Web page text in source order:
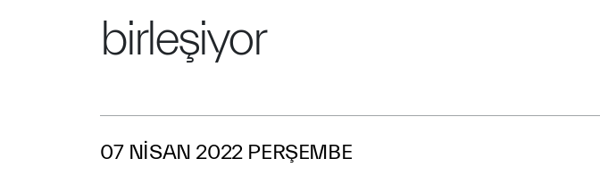
birleşiyor
07 NISAN 2022 PERŞEMBE